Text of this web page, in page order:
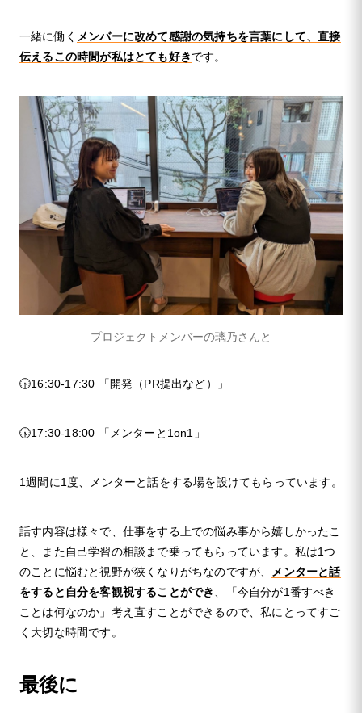
一緒に働く メンバーに改めて感謝の気持ちを言葉にして、直接
伝えるこの時間が私はとても好きです。
プロジェクトメンバーの璃乃さんと
🕟16:30-17:30 「開発（PR提出など）」
🕠17:30-18:00 「メンターと1on1」
1週間に1度、メンターと話をする場を設けてもらっています。
話す内容は様々で、仕事をする上での悩み事から嬉しかったこ
と、また自己学習の相談まで乗ってもらっています。私は1つ
のことに悩むと視野が狭くなりがちなのですが、
メンターと話
をすると自分を客観視することができ
、「今自分が1番すべき
ことは何なのか」考え直すことができるので、私にとってすご
く大切な時間です。
最後に